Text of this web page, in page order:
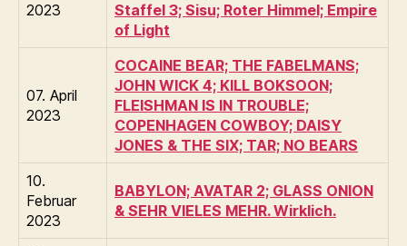
2023
Staffel 3; Sisu; Roter Himmel; Empire
of Light
07. April
2023
COCAINE BEAR; THE FABELMANS;
JOHN WICK 4; KILL BOKSOON;
FLEISHMAN IS IN TROUBLE;
COPENHAGEN COWBOY; DAISY
JONES & THE SIX; TAR; NO BEARS
10.
Februar
2023
BABYLON; AVATAR 2; GLASS ONION
& SEHR VIELES MEHR. Wirklich.